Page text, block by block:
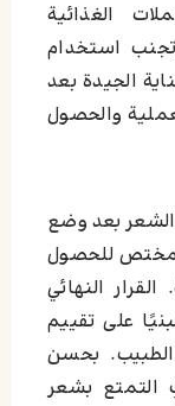
الغذائية
استخدام
الجيدة بعد
والحصول
الشعر بعد وضع
للحصول
النهائي
على تقييم
بحسن
التمتع بشعر